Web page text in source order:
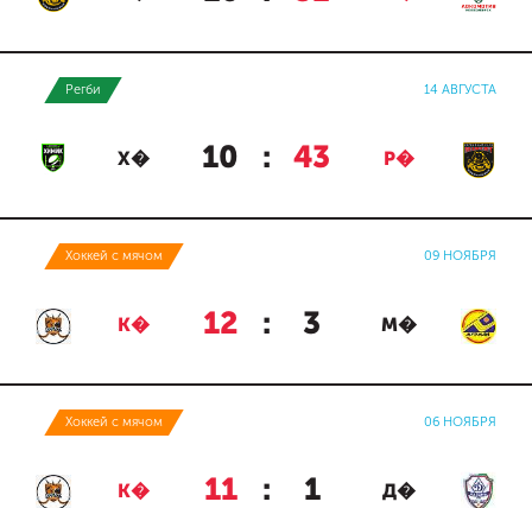
Регби 14 АВГУСТА
Х� 10 : 43 Р�
Хоккей с мячом 09 НОЯБРЯ
К� 12 : 3 М�
Хоккей с мячом 06 НОЯБРЯ
К� 11 : 1 Д�